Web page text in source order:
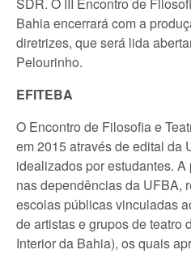
Bahia encerrará com a
diretrizes, que será lida
Pelourinho.
EFITEBA
O Encontro de Filosofia e
em 2015 através de edital da
idealizados por estudantes.
nas dependências da UFBA,
escolas públicas vinculadas
de artistas e grupos de teatro
Interior da Bahia), os quais